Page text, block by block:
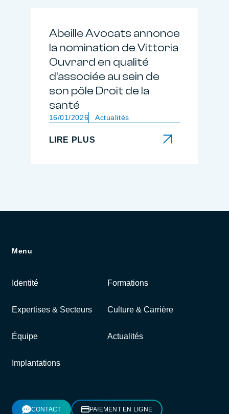
Abeille Avocats annonce
la nomination de Vittoria
Ouvrard en qualité
d’associée au sein de
son pôle Droit de la
santé
16/01/2026 Actualités
LIRE PLUS
Menu
Identité Formations
Expertises & Secteurs Culture & Carrière
Équipe Actualités
Implantations
CONTACT PAIEMENT EN LIGNE